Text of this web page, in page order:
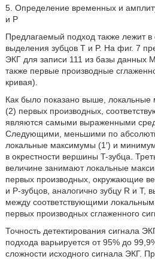
5. Определение временных и
и P
Предлагаемый подход также лежит в
выделения зубцов Т и P. На фиг. 7
ЭКГ для записи 111 из базы данных
также первые производные
кривая).
Как было показано выше,
(2) первых производных,
являются самыми выраженными
Следующими, меньшими по
локальные максимумы (1′) и
в окрестности вершины T-зубца.
величине занимают локальные
первых производных, окружающие
и P-зубцов, аналогично зубцу R и T,
между соответствующими
первых производных сглаженного
Точность детектирования сигнала
подхода варьируется от 95% до
сложности исходного сигнала ЭКГ.